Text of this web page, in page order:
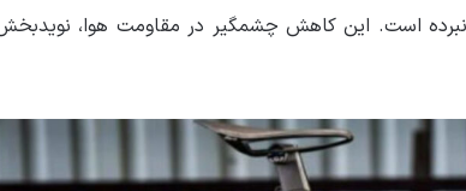
است. این کاهش چشمگیر در مقاومت هوا،